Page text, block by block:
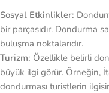
Sosyal Etkinlikler:
bir parçasıdır. Dondurma
buluşma noktalarıdır.
Turizm: Özellikle belirli
büyük ilgi görür. Örneğin,
dondurması turistlerin